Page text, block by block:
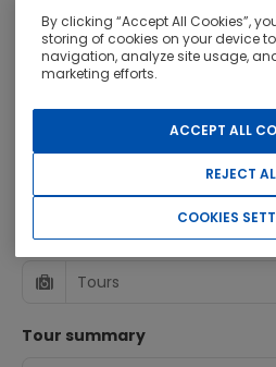
2 Adults
Nights
This idea includes
Tours
Tour summary
By clicking “Accept All Cookies”,
storing of cookies on your device
navigation, analyze site usage,
marketing efforts.
ACCEPT ALL
REJECT
COOKIES